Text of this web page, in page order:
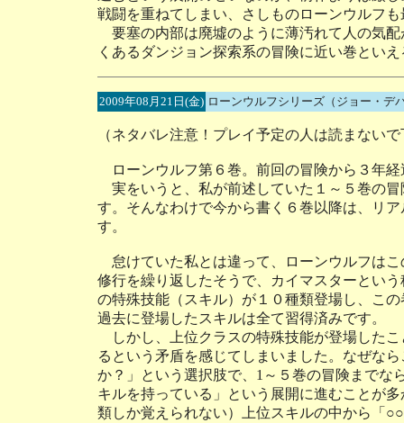
戦闘を重ねてしまい、さしものローンウルフ
要塞の内部は廃墟のように薄汚れて人の気
くあるダンジョン探索系の冒険に近い巻とい
2009年08月21日(金) ローンウルフシリーズ（ジョー・
（ネタバレ注意！プレイ予定の人は読まない
ローンウルフ第６巻。前回の冒険から３年
実をいうと、私が前述していた１～５巻の
す。そんなわけで今から書く６巻以降は、リ
す。
怠けていた私とは違って、ローンウルフは
修行を繰り返したそうで、カイマスターとい
の特殊技能（スキル）が１０種類登場し、こ
過去に登場したスキルは全て習得済みです。
しかし、上位クラスの特殊技能が登場した
るという矛盾を感じてしまいました。なぜな
か？」という選択肢で、1～５巻の冒険までな
キルを持っている」という展開に進むことが
類しか覚えられない）上位スキルの中から「